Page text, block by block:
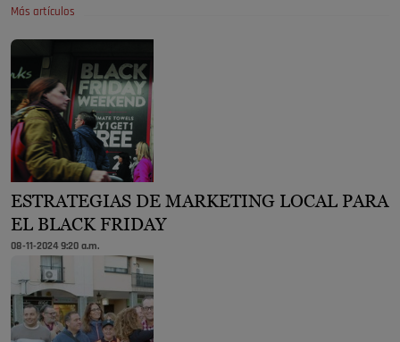
Más artículos
ESTRATEGIAS DE MARKETING LOCAL PARA
EL BLACK FRIDAY
08-11-2024 9:20 a.m.